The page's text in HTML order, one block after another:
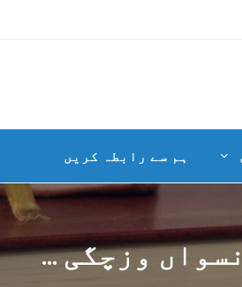
ہم سے رابطہ کریں
وزچگی ...